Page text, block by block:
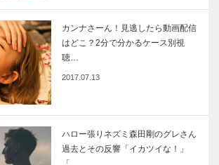
カンナさーん！見逃したら動画配信
はどこ？2分で分かるケース別視
聴…
2017.07.13
ハロー張りネズミ森田剛のグレさん
過去とその反響「イカツイな！」